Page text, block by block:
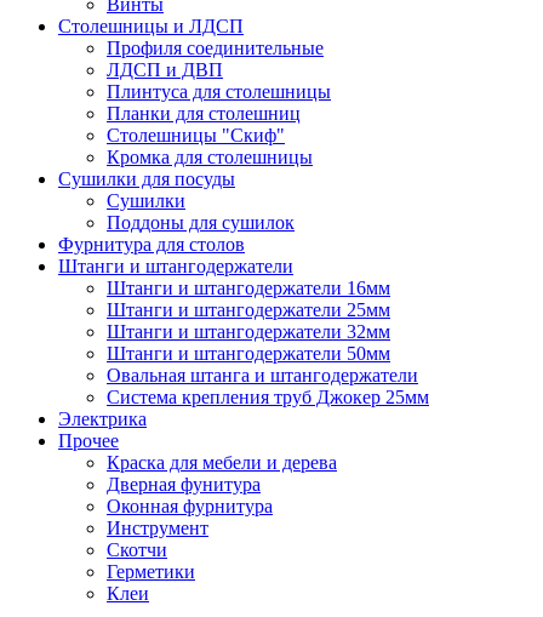
Винты
Столешницы и ЛДСП
Профиля соединительные
ЛДСП и ДВП
Плинтуса для столешницы
Планки для столешниц
Столешницы "Скиф"
Кромка для столешницы
Сушилки для посуды
Сушилки
Поддоны для сушилок
Фурнитура для столов
Штанги и штангодержатели
Штанги и штангодержатели 16мм
Штанги и штангодержатели 25мм
Штанги и штангодержатели 32мм
Штанги и штангодержатели 50мм
Овальная штанга и штангодержатели
Система крепления труб Джокер 25мм
Электрика
Прочее
Краска для мебели и дерева
Дверная фунитура
Оконная фурнитура
Инструмент
Скотчи
Герметики
Клеи